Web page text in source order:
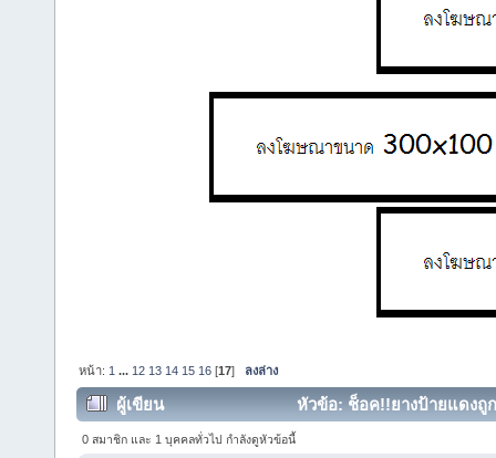
หน้า: 1 ... 12 13 14 15 16 [17] ลงล่าง
ผู้เขียน หัวข้อ: ช็อค!!ยางป้ายแดงถู
0 สมาชิก และ 1 บุคคลทั่วไป กำลังดูหัวข้อนี้